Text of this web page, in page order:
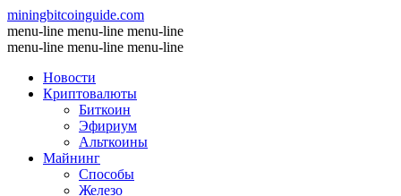
miningbitcoinguide.com
menu-line menu-line menu-line
menu-line menu-line menu-line
Новости
Криптовалюты
Биткоин
Эфириум
Альткоины
Майнинг
Способы
Железо